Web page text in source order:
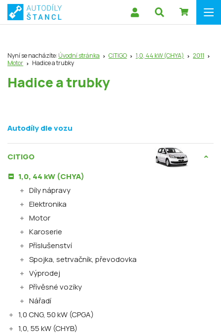
Nyní se nacházíte: Úvodní stránka CITIGO 1,0, 44 kW (CHYA)
2011
Motor
Hadice a trubky
Hadice a trubky
Autodíly dle vozu
CITIGO
1,0, 44 kW (CHYA)
Díly nápravy
Elektronika
Motor
Karoserie
Příslušenství
Spojka, setrvačník, převodovka
Výprodej
Přívěsné vozíky
Nářadí
1,0 CNG, 50 kW (CPGA)
1,0, 55 kW (CHYB)